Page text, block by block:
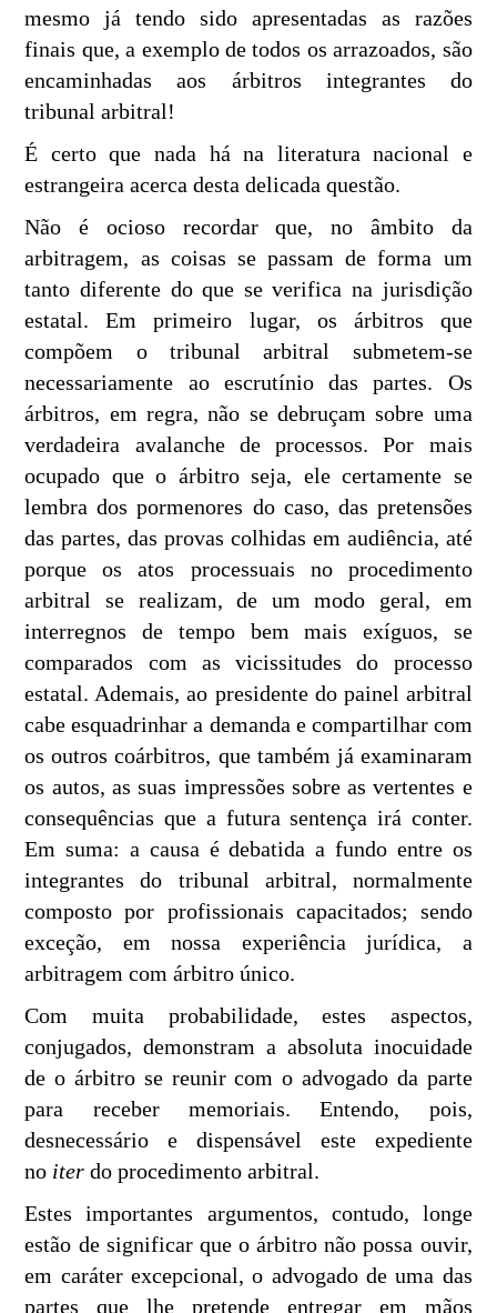
mesmo já tendo sido apresentadas as razões
finais que, a exemplo de todos os arrazoados, são
encaminhadas aos árbitros integrantes do
tribunal arbitral!
É certo que nada há na literatura nacional e
estrangeira acerca desta delicada questão.
Não é ocioso recordar que, no âmbito da
arbitragem, as coisas se passam de forma um
tanto diferente do que se verifica na jurisdição
estatal. Em primeiro lugar, os árbitros que
compõem o tribunal arbitral submetem-se
necessariamente ao escrutínio das partes. Os
árbitros, em regra, não se debruçam sobre uma
verdadeira avalanche de processos. Por mais
ocupado que o árbitro seja, ele certamente se
lembra dos pormenores do caso, das pretensões
das partes, das provas colhidas em audiência, até
porque os atos processuais no procedimento
arbitral se realizam, de um modo geral, em
interregnos de tempo bem mais exíguos, se
comparados com as vicissitudes do processo
estatal. Ademais, ao presidente do painel arbitral
cabe esquadrinhar a demanda e compartilhar com
os outros coárbitros, que também já examinaram
os autos, as suas impressões sobre as vertentes e
consequências que a futura sentença irá conter.
Em suma: a causa é debatida a fundo entre os
integrantes do tribunal arbitral, normalmente
composto por profissionais capacitados; sendo
exceção, em nossa experiência jurídica, a
arbitragem com árbitro único.
Com muita probabilidade, estes aspectos,
conjugados, demonstram a absoluta inocuidade
de o árbitro se reunir com o advogado da parte
para receber memoriais. Entendo, pois,
desnecessário e dispensável este expediente
no iter do procedimento arbitral.
Estes importantes argumentos, contudo, longe
estão de significar que o árbitro não possa ouvir,
em caráter excepcional, o advogado de uma das
partes que lhe pretende entregar em mãos